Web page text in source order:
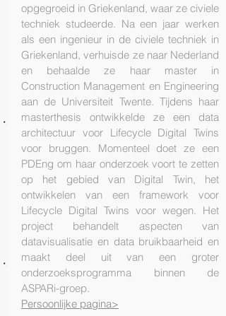
opgegroeid in Griekenland, waar ze civiele
techniek studeerde. Na een jaar werken
als een ingenieur in de civiele techniek in
Griekenland, verhuisde ze naar Nederland
en behaalde ze haar master in
Construction Management en Engineering
aan de Universiteit Twente. Tijdens haar
masterthesis ontwikkelde ze een data
architectuur voor Lifecycle Digital Twins
voor bruggen. Momenteel doet ze een
PDEng om haar onderzoek voort te zetten
op het gebied van Digital Twin, het
ontwikkelen van een framework voor
Lifecycle Digital Twins voor wegen. Het
project behandelt aspecten van
datavisualisatie en data bruikbaarheid en
maakt deel uit van een groter
onderzoeksprogramma binnen de
ASPARi-groep.​
Persoonlijke pagina>